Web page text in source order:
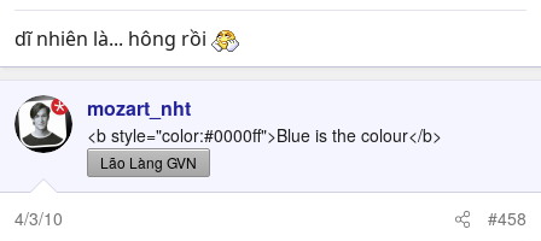
dĩ nhiên là... hông rồi
mozart_nht
<b style="color:#0000ff">Blue is the colour</b>
Lão Làng GVN
4/3/10 #458